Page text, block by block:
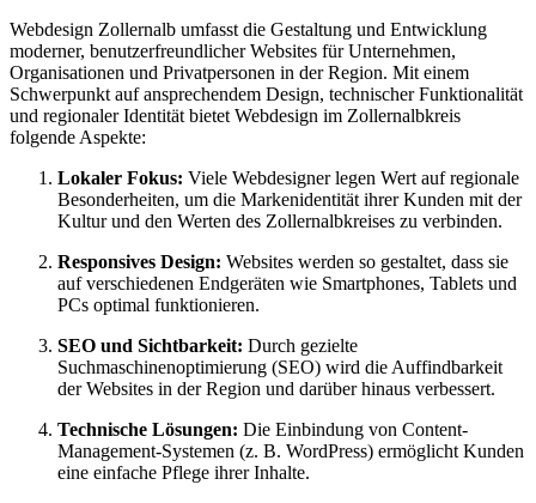
Webdesign Zollernalb umfasst die Gestaltung und Entwicklung
moderner, benutzerfreundlicher Websites für Unternehmen,
Organisationen und Privatpersonen in der Region. Mit einem
Schwerpunkt auf ansprechendem Design, technischer Funktionalität
und regionaler Identität bietet Webdesign im Zollernalbkreis
folgende Aspekte:
Lokaler Fokus: Viele Webdesigner legen Wert auf regionale
Besonderheiten, um die Markenidentität ihrer Kunden mit der
Kultur und den Werten des Zollernalbkreises zu verbinden.
Responsives Design: Websites werden so gestaltet, dass sie
auf verschiedenen Endgeräten wie Smartphones, Tablets und
PCs optimal funktionieren.
SEO und Sichtbarkeit: Durch gezielte
Suchmaschinenoptimierung (SEO) wird die Auffindbarkeit
der Websites in der Region und darüber hinaus verbessert.
Technische Lösungen: Die Einbindung von Content-
Management-Systemen (z. B. WordPress) ermöglicht Kunden
eine einfache Pflege ihrer Inhalte.